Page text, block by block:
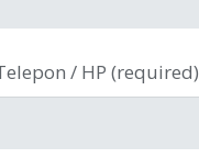
/ HP (required)